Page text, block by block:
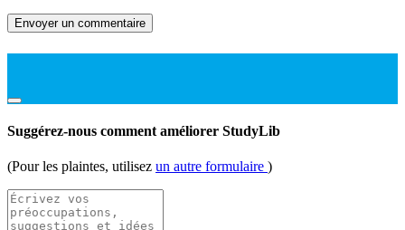
Envoyer un commentaire
Suggérez-nous comment améliorer StudyLib
(Pour les plaintes, utilisez un autre formulaire )